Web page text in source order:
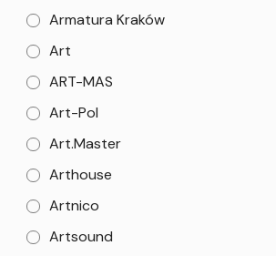
Armatura Kraków
Art
ART-MAS
Art-Pol
Art.Master
Arthouse
Artnico
Artsound